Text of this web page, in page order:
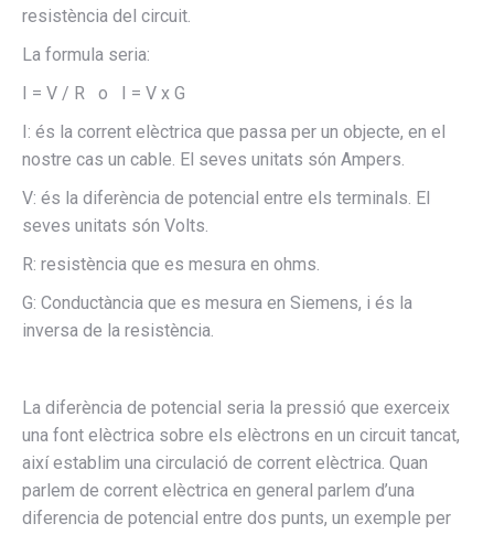
resistència del circuit.
La formula seria:
I = V / R o I = V x G
I: és la corrent elèctrica que passa per un objecte, en el
nostre cas un cable. El seves unitats són Ampers.
V: és la diferència de potencial entre els terminals. El
seves unitats són Volts.
R: resistència que es mesura en ohms.
G: Conductància que es mesura en Siemens, i és la
inversa de la resistència.
La diferència de potencial seria la pressió que exerceix
una font elèctrica sobre els elèctrons en un circuit tancat,
així establim una circulació de corrent elèctrica. Quan
parlem de corrent elèctrica en general parlem d’una
diferencia de potencial entre dos punts, un exemple per